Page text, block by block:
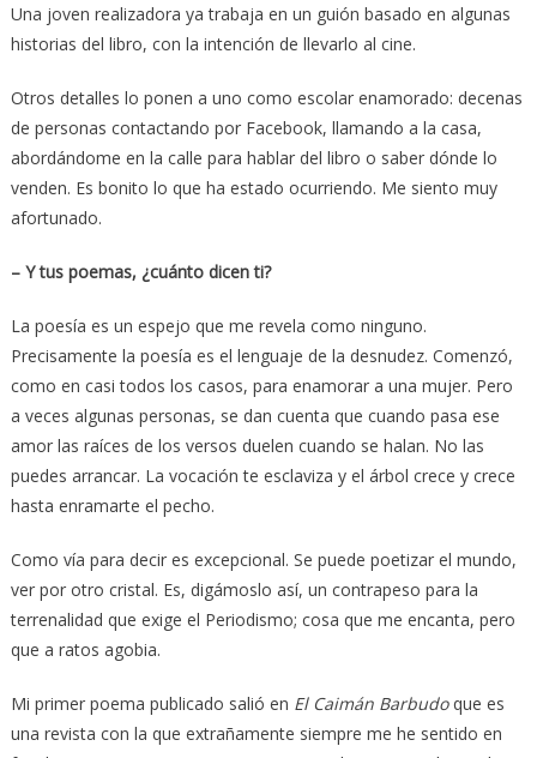
Una joven realizadora ya trabaja en un guión basado en algunas
historias del libro, con la intención de llevarlo al cine.
Otros detalles lo ponen a uno como escolar enamorado: decenas
de personas contactando por Facebook, llamando a la casa,
abordándome en la calle para hablar del libro o saber dónde lo
venden. Es bonito lo que ha estado ocurriendo. Me siento muy
afortunado.
– Y tus poemas, ¿cuánto dicen ti?
La poesía es un espejo que me revela como ninguno.
Precisamente la poesía es el lenguaje de la desnudez. Comenzó,
como en casi todos los casos, para enamorar a una mujer. Pero
a veces algunas personas, se dan cuenta que cuando pasa ese
amor las raíces de los versos duelen cuando se halan. No las
puedes arrancar. La vocación te esclaviza y el árbol crece y crece
hasta enramarte el pecho.
Como vía para decir es excepcional. Se puede poetizar el mundo,
ver por otro cristal. Es, digámoslo así, un contrapeso para la
terrenalidad que exige el Periodismo; cosa que me encanta, pero
que a ratos agobia.
Mi primer poema publicado salió en El Caimán Barbudoque es
una revista con la que extrañamente siempre me he sentido en